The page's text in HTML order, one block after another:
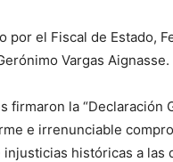
por el Fiscal de Estado,
Vargas Aignasse.
firmaron la “Declaración
e irrenunciable
históricas a las